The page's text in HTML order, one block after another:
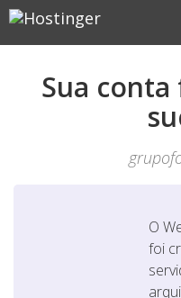
Sua
O
foi